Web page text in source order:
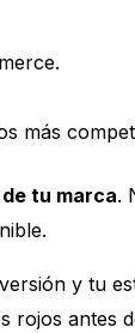
más
tu marca.
y tu
rojos antes